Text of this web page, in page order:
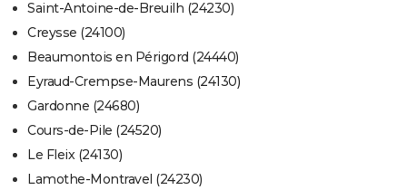
Saint-Antoine-de-Breuilh (24230)
Creysse (24100)
Beaumontois en Périgord (24440)
Eyraud-Crempse-Maurens (24130)
Gardonne (24680)
Cours-de-Pile (24520)
Le Fleix (24130)
Lamothe-Montravel (24230)